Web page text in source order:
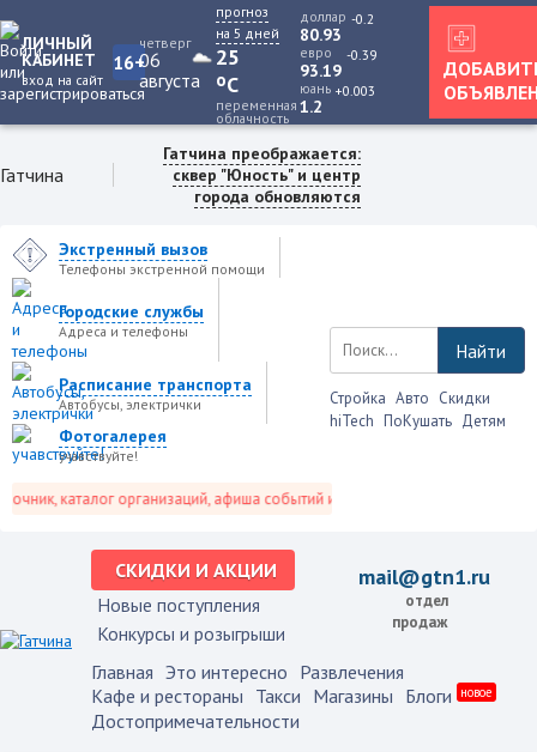
ЛИЧНЫЙ
КАБИНЕТ
вход на сайт
16+
четверг
06
августа
прогноз
на 5 дней
25
oC
переменная
облачность
доллар
80.93
-0.2
евро
93.19
-0.39
юань
1.2
+0.003
Гатчина
Гатчина преображается:
сквер "Юность" и центр
города обновляются
Экстренный вызов
Телефоны экстренной помощи
Городские службы
Адреса и телефоны
Расписание транспорта
Автобусы, электрички
Фотогалерея
учавствуйте!
каталог организаций, афиша событий и не только это.
Найти
Стройка Авто Скидки
hiTech ПоКушать Детям
СКИДКИ И АКЦИИ
Новые поступления
Конкурсы и розыгрыши
mail@gtn1.ru
отдел
продаж
Главная Это интересно Развлечения
Кафе и рестораны Такси Магазины Блоги новое
Достопримечательности